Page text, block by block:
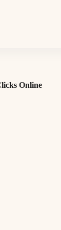
Online